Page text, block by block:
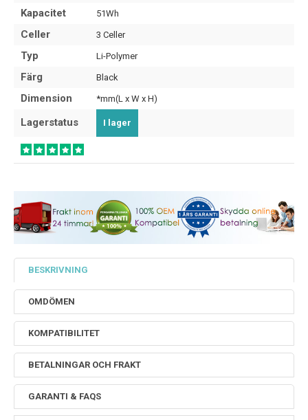
Kapacitet 51Wh
Celler 3 Celler
Typ Li-Polymer
Färg Black
Dimension *mm(L x W x H)
Lagerstatus I lager
BESKRIVNING
OMDÖMEN
KOMPATIBILITET
BETALNINGAR OCH FRAKT
GARANTI & FAQS